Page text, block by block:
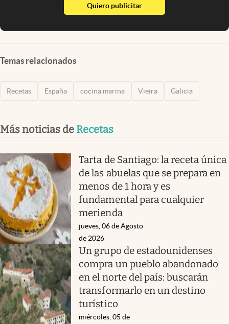
Quiero publicitarabre en nueva pestaña
Temas relacionados
Recetas España cocina marina Vieira Galicia
Más noticias de Recetas
Tarta de Santiago: la receta única
de las abuelas que se prepara en
menos de 1 hora y es
fundamental para cualquier
merienda
jueves, 06 de Agosto
de 2026
Un grupo de estadounidenses
compra un pueblo abandonado
en el norte del país: buscarán
transformarlo en un destino
turístico
miércoles, 05 de